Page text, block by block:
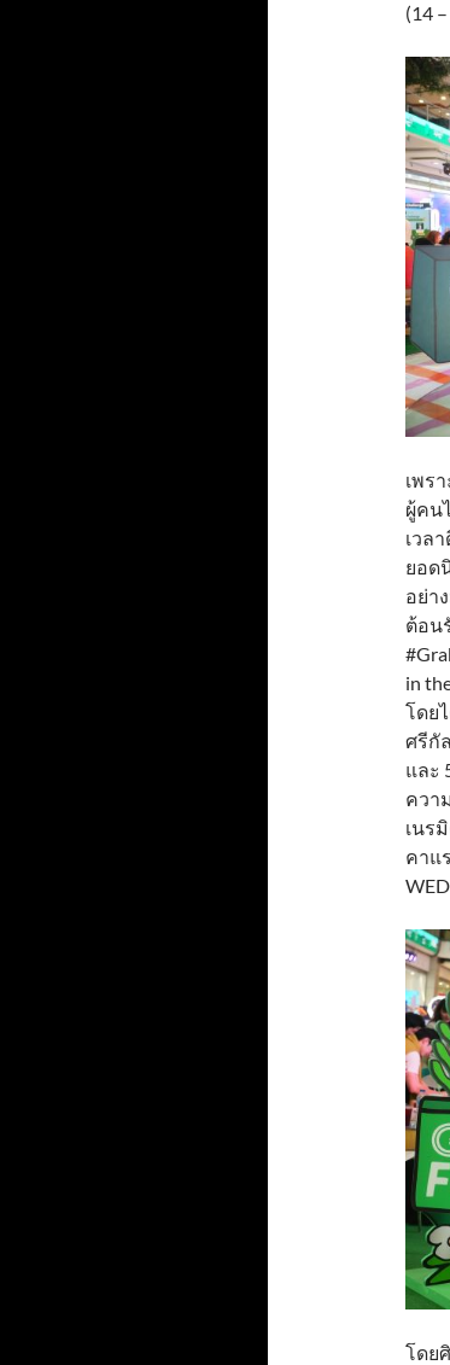
(14
เพร
ผู้คน
เวล
ยอด
อย่า
ต้อน
in
โดย
ศรีกั
และ
ควา
เนร
คาแ
โดย